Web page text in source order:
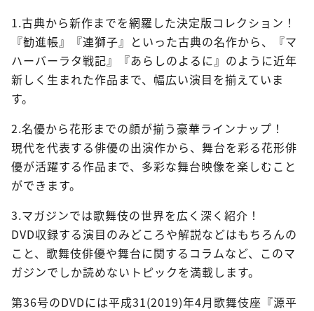
1.古典から新作までを網羅した決定版コレクション！
『勧進帳』『連獅子』といった古典の名作から、『マ
ハーバーラタ戦記』『あらしのよるに』のように近年
新しく生まれた作品まで、幅広い演目を揃えていま
す。
2.名優から花形までの顔が揃う豪華ラインナップ！
現代を代表する俳優の出演作から、舞台を彩る花形俳
優が活躍する作品まで、多彩な舞台映像を楽しむこと
ができます。
3.マガジンでは歌舞伎の世界を広く深く紹介！
DVD収録する演目のみどころや解説などはもちろんの
こと、歌舞伎俳優や舞台に関するコラムなど、このマ
ガジンでしか読めないトピックを満載します。
第36号のDVDには平成31(2019)年4月歌舞伎座『源平